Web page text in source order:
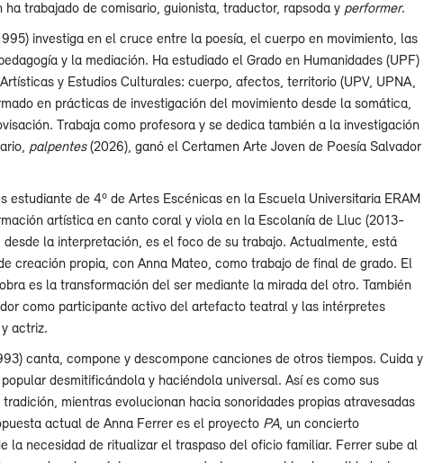
ha trabajado de comisario, guionista, traductor, rapsoda y performer.
investiga en el cruce entre la poesía, el cuerpo en movimiento, las
y la mediación. Ha estudiado el Grado en Humanidades (UPF)
y Estudios Culturales: cuerpo, afectos, territorio (UPV, UPNA,
en prácticas de investigación del movimiento desde la somática,
Trabaja como profesora y se dedica también a la investigación
palpentes(2026), ganó el Certamen Arte Joven de Poesía Salvador
estudiante de 4º de Artes Escénicas en la Escuela Universitaria ERAM
artística en canto coral y viola en la Escolanía de Lluc (2013-
la interpretación, es el foco de su trabajo. Actualmente, está
creación propia, con Anna Mateo, como trabajo de final de grado. El
es la transformación del ser mediante la mirada del otro. También
como participante activo del artefacto teatral y las intérpretes
actriz.
canta, compone y descompone canciones de otros tiempos. Cuida y
desmitificándola y haciéndola universal. Así es como sus
mientras evolucionan hacia sonoridades propias atravesadas
actual de Anna Ferrer es el proyecto PA, un concierto
la necesidad de ritualizar el traspaso del oficio familiar. Ferrer sube al